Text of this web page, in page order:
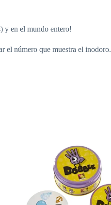
y en el mundo entero!
el número que muestra el inodoro.